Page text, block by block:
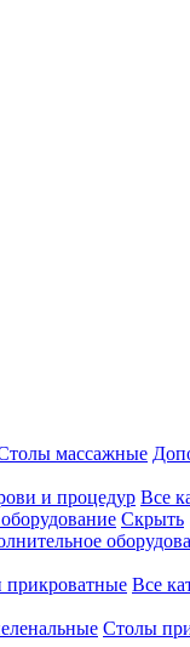
массажные
и процедур Все
Скрыть
прикроватные Все
Столы